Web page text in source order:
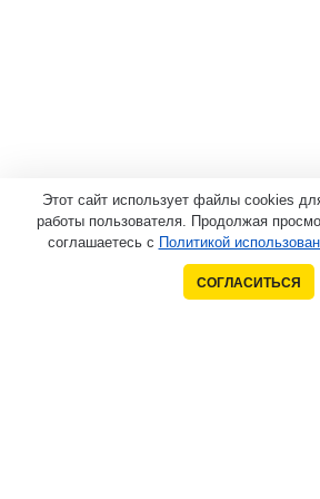
Этот сайт использует файлы cookies
работы пользователя. Продолжая
соглашаетесь с Политикой
СОГЛАСИТЬСЯ